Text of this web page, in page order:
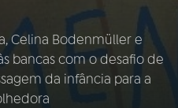
Celina Bodenmüller e
bancas com o desafio de
da infância para a